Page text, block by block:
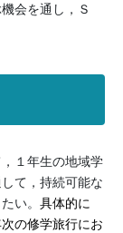
会を通し，Ｓ
１年生の地域学
て，持続可能な
い。 具体的に
の修学旅行にお